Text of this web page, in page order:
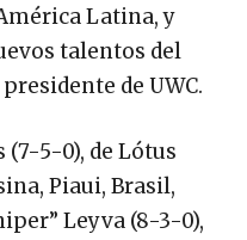
Latina, y
talentos del
de UWC.
(7-5-0), de Lótus
Piaui, Brasil,
Leyva (8-3-0),